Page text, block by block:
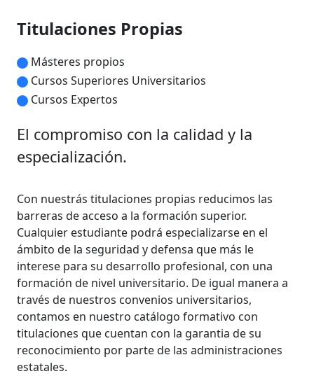
Titulaciones Propias
Másteres propios
Cursos Superiores Universitarios
Cursos Expertos
El compromiso con la calidad y la
especialización.
Con nuestrás titulaciones propias reducimos las
barreras de acceso a la formación superior.
Cualquier estudiante podrá especializarse en el
ámbito de la seguridad y defensa que más le
interese para su desarrollo profesional, con una
formación de nivel universitario. De igual manera a
través de nuestros convenios universitarios,
contamos en nuestro catálogo formativo con
titulaciones que cuentan con la garantia de su
reconocimiento por parte de las administraciones
estatales.